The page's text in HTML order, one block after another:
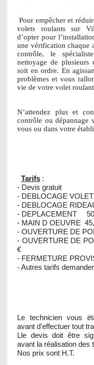
Pour empêcher et
volets roulants sur
d’opter pour
une vérification chaque
contrôle, le
nettoyage de plusieurs
soit en ordre. En
problèmes et vous
vie de votre volet
N’attendez plus et
contrôle ou dépannage
vous ou dans votre
Tarifs :
- Devis gratuit
- DEBLOCAGE
- DEBLOCAGE
- DEPLACEMENT
- MAIN D OEUVRE
- OUVERTURE DE
- OUVERTURE DE
€
- FERMETURE
- Autres tarifs
Le technicien vous
avant d'effectuer tout
Lle devis doit être
avant la réalisation des
Nos prix sont H.T.